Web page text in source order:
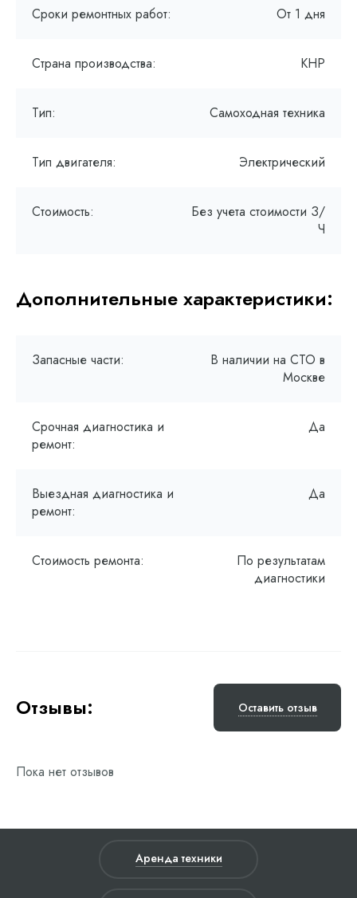
Сроки ремонтных работ: От 1 дня
Страна производства: КНР
Тип: Самоходная техника
Тип двигателя: Электрический
Стоимость:
Без учета стоимости З/
Ч
Дополнительные характеристики:
Запасные части:
В наличии на СТО в
Москве
Срочная диагностика и
ремонт:
Да
Выездная диагностика и
ремонт:
Да
Стоимость ремонта:
По результатам
диагностики
Отзывы: Оставить отзыв
Пока нет отзывов
Аренда техники